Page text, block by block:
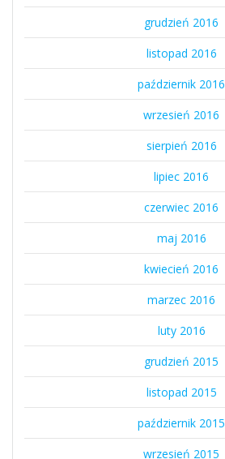
grudzień 2016
listopad 2016
październik 2016
wrzesień 2016
sierpień 2016
lipiec 2016
czerwiec 2016
maj 2016
kwiecień 2016
marzec 2016
luty 2016
grudzień 2015
listopad 2015
październik 2015
wrzesień 2015